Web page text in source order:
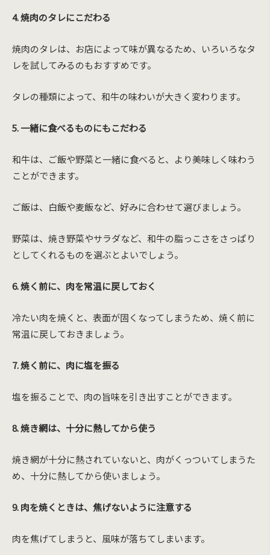
4. 焼肉のタレにこだわる
焼肉のタレは、お店によって味が異なるため、いろいろなタ
レを試してみるのもおすすめです。
タレの種類によって、和牛の味わいが大きく変わります。
5. 一緒に食べるものにもこだわる
和牛は、ご飯や野菜と一緒に食べると、より美味しく味わう
ことができます。
ご飯は、白飯や麦飯など、好みに合わせて選びましょう。
野菜は、焼き野菜やサラダなど、和牛の脂っこさをさっぱり
としてくれるものを選ぶとよいでしょう。
6. 焼く前に、肉を常温に戻しておく
冷たい肉を焼くと、表面が固くなってしまうため、焼く前に
常温に戻しておきましょう。
7. 焼く前に、肉に塩を振る
塩を振ることで、肉の旨味を引き出すことができます。
8. 焼き網は、十分に熱してから使う
焼き網が十分に熱されていないと、肉がくっついてしまうた
め、十分に熱してから使いましょう。
9. 肉を焼くときは、焦げないように注意する
肉を焦げてしまうと、風味が落ちてしまいます。